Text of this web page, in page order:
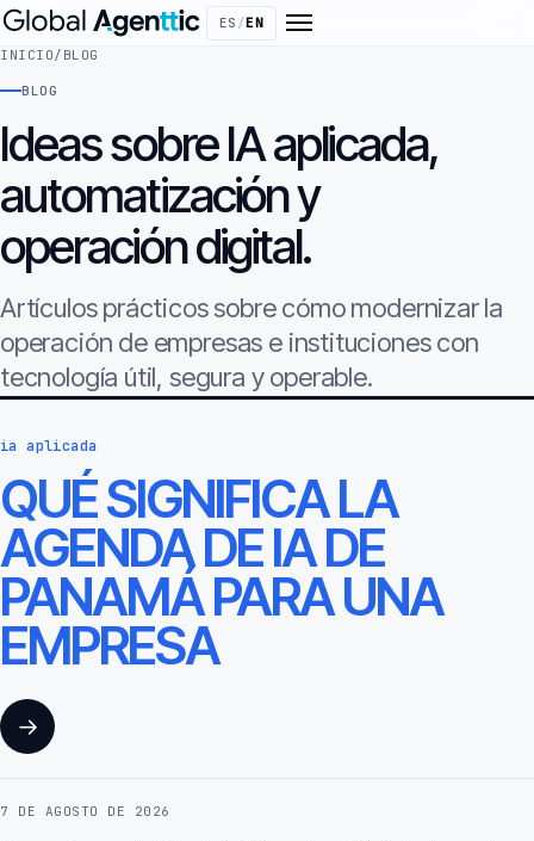
ES /EN
INICIO/ BLOG
BLOG
Ideas sobre IA aplicada,
automatización y
operación digital.
Artículos prácticos sobre cómo modernizar la
operación de empresas e instituciones con
tecnología útil, segura y operable.
ia aplicada
QUÉ SIGNIFICA LA
AGENDA DE IA DE
PANAMÁ PARA UNA
EMPRESA
→
7 DE AGOSTO DE 2026